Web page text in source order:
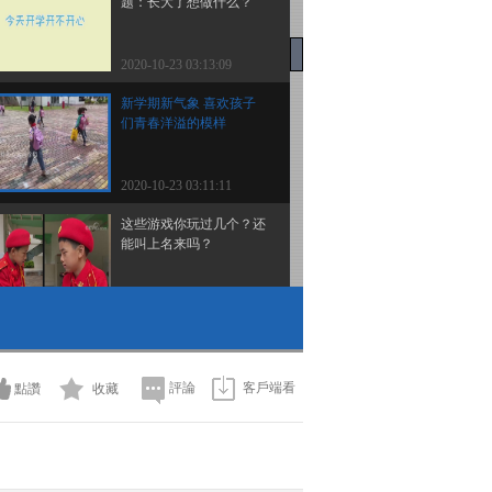
2020-10-23 03:13:09
新学期新气象 喜欢孩子
们青春洋溢的模样
2020-10-23 03:11:11
这些游戏你玩过几个？还
能叫上名来吗？
2020-10-23 03:09:12
它在哪里吗？
點讚 收藏 評論 客戶端看